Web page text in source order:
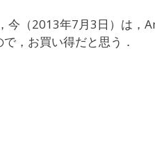
今（2013年7月3日）は，
，お買い得だと思う．